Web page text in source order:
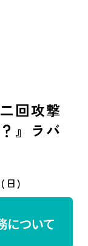
回攻撃
』ラバ
日)